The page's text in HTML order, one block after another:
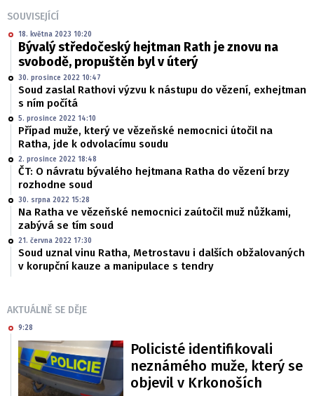
SOUVISEJÍCÍ
18. května 2023 10:20
Bývalý středočeský hejtman Rath je znovu na
svobodě, propuštěn byl v úterý
30. prosince 2022 10:47
Soud zaslal Rathovi výzvu k nástupu do vězení, exhejtman
s ním počítá
5. prosince 2022 14:10
Případ muže, který ve vězeňské nemocnici útočil na
Ratha, jde k odvolacímu soudu
2. prosince 2022 18:48
ČT: O návratu bývalého hejtmana Ratha do vězení brzy
rozhodne soud
30. srpna 2022 15:28
Na Ratha ve vězeňské nemocnici zaútočil muž nůžkami,
zabývá se tím soud
21. června 2022 17:30
Soud uznal vinu Ratha, Metrostavu i dalších obžalovaných
v korupční kauze a manipulace s tendry
AKTUÁLNĚ SE DĚJE
9:28
Policisté identifikovali
neznámého muže, který se
objevil v Krkonoších